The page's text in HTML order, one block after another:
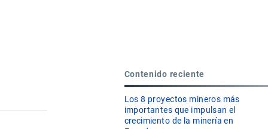
Contenido reciente
Los 8 proyectos mineros más
importantes que impulsan el
crecimiento de la minería en